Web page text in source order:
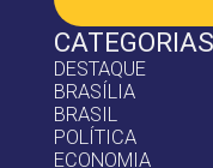
CATEGORIAS
DESTAQUE
BRASÍLIA
BRASIL
POLÍTICA
ECONOMIA